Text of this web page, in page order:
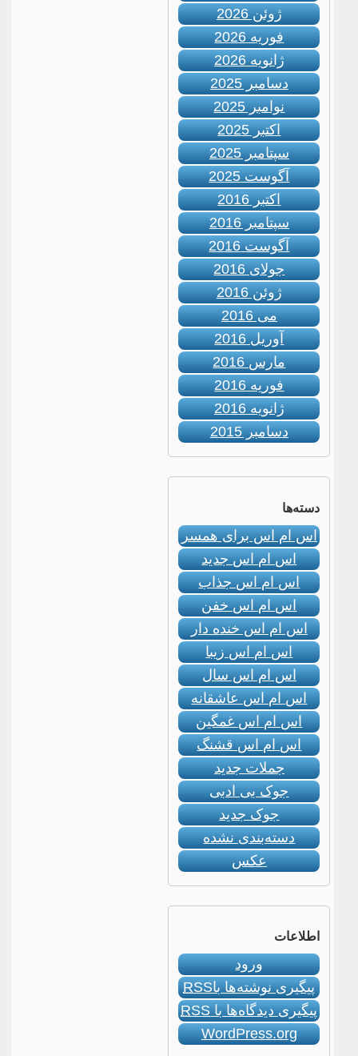
ژوئن 2026
فوریه 2026
ژانویه 2026
دسامبر 2025
نوامبر 2025
اکتبر 2025
سپتامبر 2025
آگوست 2025
اکتبر 2016
سپتامبر 2016
آگوست 2016
جولای 2016
ژوئن 2016
می 2016
آوریل 2016
مارس 2016
فوریه 2016
ژانویه 2016
دسامبر 2015
دسته‌ها
اس ام اس برای همسر
اس ام اس جدید
اس ام اس جذاب
اس ام اس خفن
اس ام اس خنده دار
اس ام اس زیبا
اس ام اس سال
اس ام اس عاشقانه
اس ام اس غمگین
اس ام اس قشنگ
جملات جدید
جوک بی ادبی
جوک جدید
دسته‌بندی نشده
عکس
اطلاعات
ورود
پیگیری نوشته‌ها باRSS
پیگیری دیدگاه‌ها باRSS
WordPress.org